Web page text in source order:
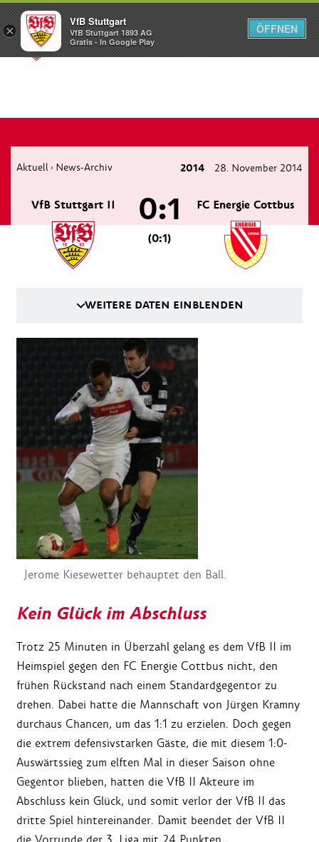
Menü
Aktuell › News-Archiv 2014 28. November 2014
VfB Stuttgart II FC Energie Cottbus
0:1
(0:1)
WEITERE DATEN EINBLENDEN
Jerome Kiesewetter behauptet den Ball.
Kein Glück im Abschluss
Trotz 25 Minuten in Überzahl gelang es dem VfB II im
Heimspiel gegen den FC Energie Cottbus nicht, den
frühen Rückstand nach einem Standardgegentor zu
drehen. Dabei hatte die Mannschaft von Jürgen Kramny
durchaus Chancen, um das 1:1 zu erzielen. Doch gegen
die extrem defensivstarken Gäste, die mit diesem 1:0-
Auswärtssieg zum elften Mal in dieser Saison ohne
Gegentor blieben, hatten die VfB II Akteure im
Abschluss kein Glück, und somit verlor der VfB II das
dritte Spiel hintereinander. Damit beendet der VfB II
×
VfB Stuttgart
VfB Stuttgart 1893 AG
Gratis - In Google Play
ÖFFNEN